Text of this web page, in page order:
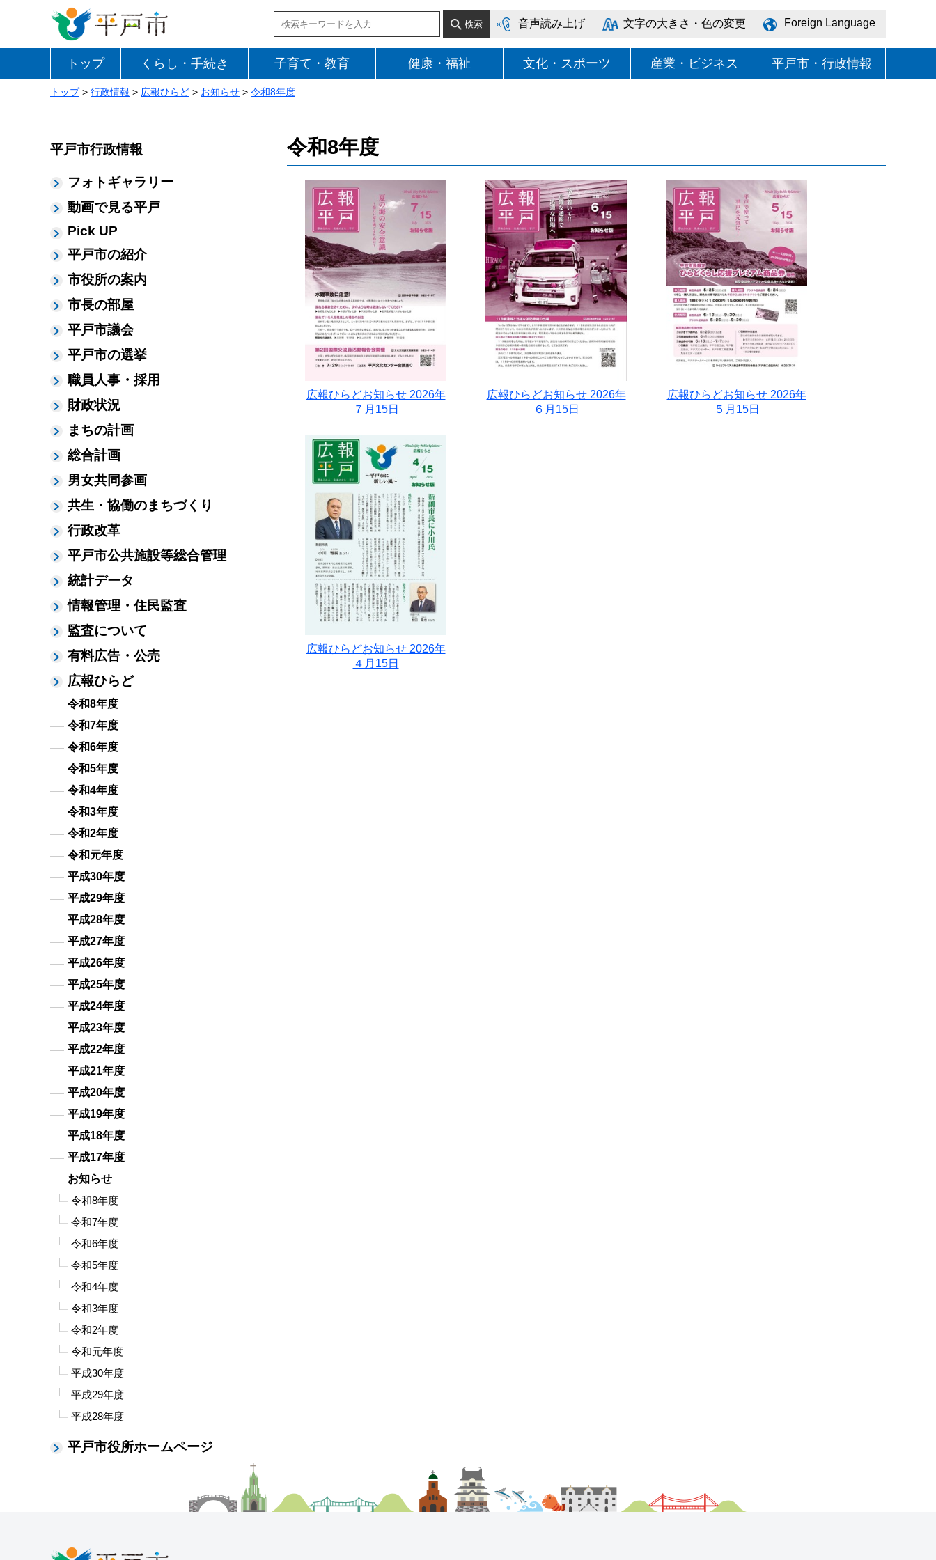
音声読み上げ 文字の大きさ・色の変更 Foreign Language
トップ くらし・手続き 子育て・教育 健康・福祉 文化・スポーツ 産業・ビジネス 平戸市・行政情報
トップ> 行政情報 > 広報ひらど > お知らせ > 令和8年度
平戸市行政情報
フォトギャラリー
動画で見る平戸
Pick UP
平戸市の紹介
市役所の案内
市長の部屋
平戸市議会
平戸市の選挙
職員人事・採用
財政状況
まちの計画
総合計画
男女共同参画
共生・協働のまちづくり
行政改革
平戸市公共施設等総合管理
統計データ
情報管理・住民監査
監査について
有料広告・公売
広報ひらど
令和8年度
令和7年度
令和6年度
令和5年度
令和4年度
令和3年度
令和2年度
令和元年度
平成30年度
平成29年度
平成28年度
平成27年度
平成26年度
平成25年度
平成24年度
平成23年度
平成22年度
平成21年度
平成20年度
平成19年度
平成18年度
平成17年度
お知らせ
令和8年度
令和7年度
令和6年度
令和5年度
令和4年度
令和3年度
令和2年度
令和元年度
平成30年度
平成29年度
平成28年度
平戸市役所ホームページ
令和8年度
広報ひらどお知らせ 2026年
７月15日
広報ひらどお知らせ 2026年
６月15日
広報ひらどお知らせ 2026年
５月15日
広報ひらどお知らせ 2026年
４月15日